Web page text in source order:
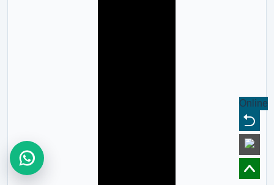
Online